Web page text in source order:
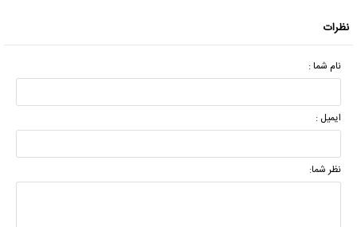
نظرات
نام شما :
ایمیل :
نظر شما: